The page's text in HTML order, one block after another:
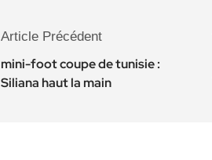
Article Précédent
mini-foot coupe de tunisie :
Siliana haut la main